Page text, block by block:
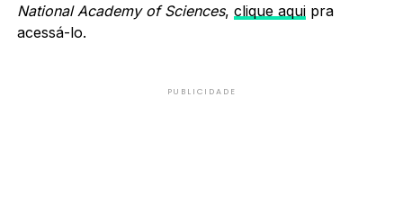
National Academy of Sciences, clique aquipra
acessá-lo.
PUBLICIDADE